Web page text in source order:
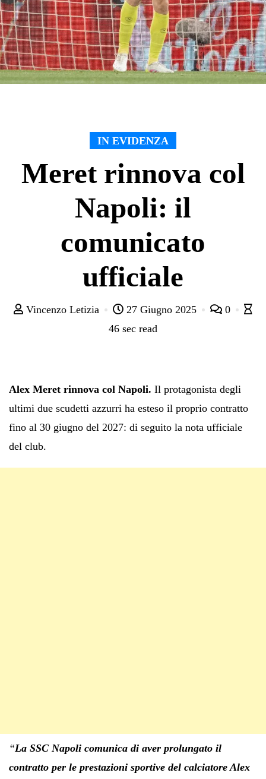
IN EVIDENZA
Meret rinnova col
Napoli: il
comunicato
ufficiale
Vincenzo Letizia 27 Giugno 2025
0
46 sec read
Alex Meret rinnova col Napoli. Il protagonista degli
ultimi due scudetti azzurri ha esteso il proprio contratto
fino al 30 giugno del 2027: di seguito la nota ufficiale
del club.
“La SSC Napoli comunica di aver prolungato il
contratto per le prestazioni sportive del calciatore Alex